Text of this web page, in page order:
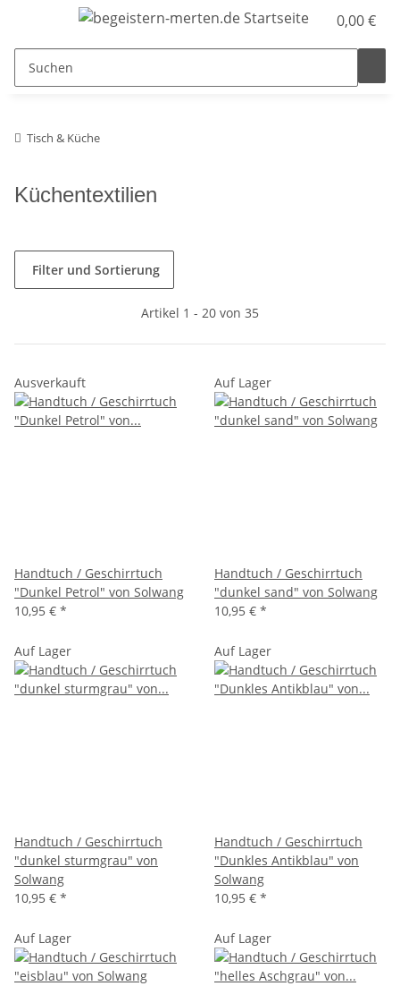
0,00 €
Tisch & Küche
Küchentextilien
Filter und Sortierung
Artikel 1 - 20 von 35
Ausverkauft
Handtuch / Geschirrtuch
"Dunkel Petrol" von Solwang
10,95 € *
Auf Lager
Handtuch / Geschirrtuch
"dunkel sand" von Solwang
10,95 € *
Auf Lager
Handtuch / Geschirrtuch
"dunkel sturmgrau" von
Solwang
10,95 € *
Auf Lager
Handtuch / Geschirrtuch
"Dunkles Antikblau" von
Solwang
10,95 € *
Auf Lager Auf Lager